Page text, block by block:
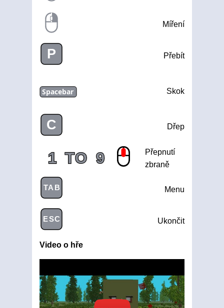
Míření
P Přebít
Spacebar Skok
C Dřep
1 TO 9
Přepnutí
zbraně
TAB Menu
ESC Ukončit
Video o hře